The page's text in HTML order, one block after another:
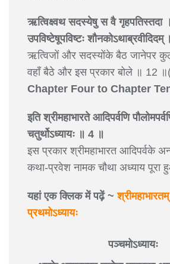
ऋत्विक्ष्वथ सदस्येषु स वै गृहपतिस्तदा ।
उपविष्टेषूपविष्टः
ऋत्विजों और सदस्योंके बैठ जानेपर
वहाँ बैठे और इस प्रकार बोले ॥ 12
Chapter Four to Chapter
इति श्रीमहाभारते आदिपर्वणि
चतुर्थोऽध्यायः ॥ 4 ॥
इस प्रकार श्रीमहाभारत आदिपर्वके
कथा-प्रवेश नामक चौथा अध्याय
यहां एक क्लिक में पढ़ें ~
प्रथमोऽध्यायः
पञ्चमोऽध्यायः